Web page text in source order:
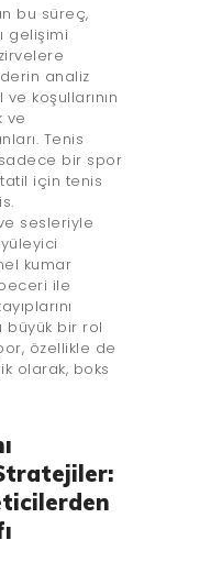
bu süreç,
gelişimi
analiz
koşullarının
ve
Tenis
bir spor
için tenis
sesleriyle
kumar
ile
büyük bir rol
özellikle de
olarak, boks